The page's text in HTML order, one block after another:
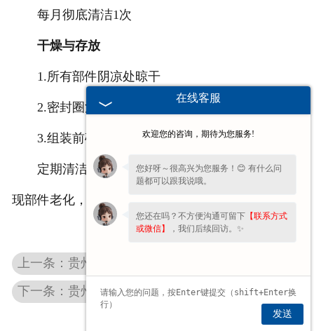
每月彻底清洁1次
干燥与存放
1.所有部件阴凉处晾干
2.密封圈涂抹食品级硅脂防裂
3.组装前确认完全干燥
定期清洁可减少堵塞风险，延长使用寿命。若发
现部件老化，建议及时更换。
下一条：贵州塑料桶盖拧不紧？3个实用方法轻松解决
在线客服
欢迎您的咨询，期待为您服务!
您好呀～很高兴为您服务！😊 有什么问
题都可以跟我说哦。
您还在吗？不方便沟通可留下 【联系方式
或微信】
，我们后续回访。✨
发送